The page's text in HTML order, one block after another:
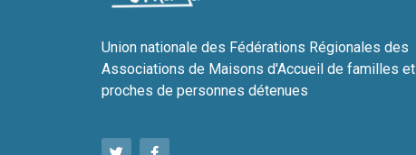
Union nationale des Fédérations Régionales des
Associations de Maisons d'Accueil de familles et
proches de personnes détenues